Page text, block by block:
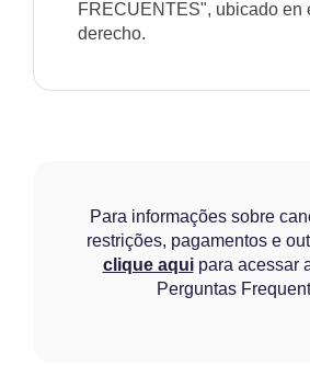
FRECUENTES", ubicado en
derecho.
Para informações sobre
restrições, pagamentos e
clique aquipara acessar
Perguntas